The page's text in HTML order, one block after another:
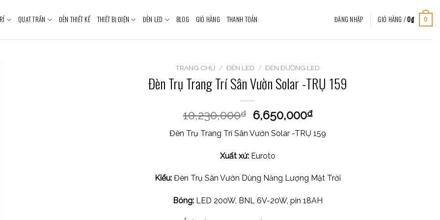
QUẠT TRẦN ĐÈN THIẾT KẾ THIẾT BỊ ĐIỆN ĐÈN LED BLOG GIỎ HÀNG THANH TOÁN ĐĂNG NHẬP GIỎ HÀNG /0₫ 0
TRANG CHỦ / ĐÈN LED / ĐÈN ĐƯỜNG LED
Đèn Trụ Trang Trí Sân Vườn Solar -TRỤ 159
10,230,000₫ 6,650,000₫
Đèn Trụ Trang Trí Sân Vườn Solar -TRỤ 159
Xuất xứ:Euroto
Kiểu:Đèn Trụ Sân Vườn Dùng Năng Lượng Mặt Trời
Bóng:LED 200W, BNL 6V-20W, pin 18AH